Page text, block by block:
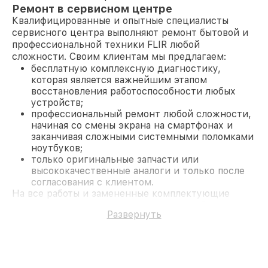
Ремонт в сервисном центре
Квалифицированные и опытные специалисты
сервисного центра выполняют ремонт бытовой и
профессиональной техники FLIR любой
сложности. Своим клиентам мы предлагаем:
бесплатную комплексную диагностику,
которая является важнейшим этапом
восстановления работоспособности любых
устройств;
профессиональный ремонт любой сложности,
начиная со смены экрана на смартфонах и
заканчивая сложными системными поломками
ноутбуков;
только оригинальные запчасти или
высококачественные аналоги и только после
согласования с клиентом.
На все работы и замененные комплектующие
поломки по условиям гарантии, мы бесплатно
Развернуть